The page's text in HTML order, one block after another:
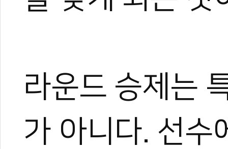
라운드 승제는
가 아니다. 선수